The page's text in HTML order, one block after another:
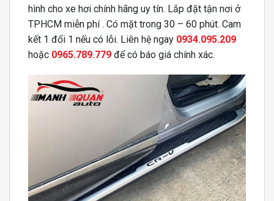
hình cho xe hơi chính hãng uy tín. Lắp đặt tận nơi ở
TPHCM miễn phí . Có mặt trong 30 – 60 phút. Cam
kết 1 đổi 1 nếu có lỗi. Liên hệ ngay 0934.095.209
hoặc 0965.789.779 để có báo giá chính xác.